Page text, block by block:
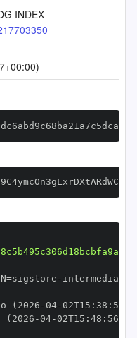
INDEX
-
(2026 -04-02T15 : 38 :
(2026 -04-02T15 : 48 : 56+00